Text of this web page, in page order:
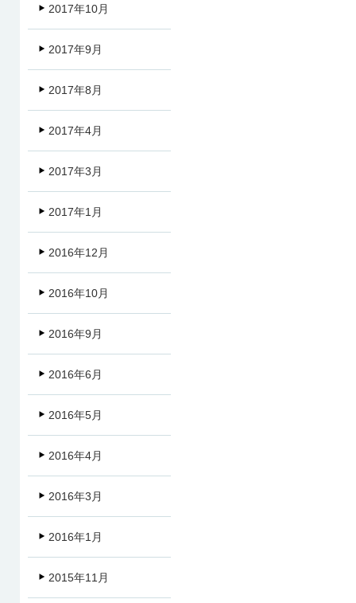
2017年10月
2017年9月
2017年8月
2017年4月
2017年3月
2017年1月
2016年12月
2016年10月
2016年9月
2016年6月
2016年5月
2016年4月
2016年3月
2016年1月
2015年11月